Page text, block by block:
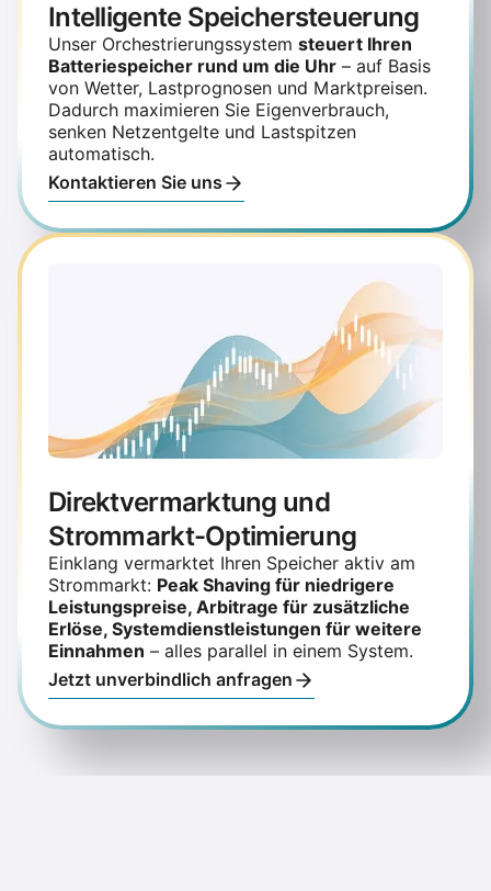
Intelligente Speichersteuerung
Unser Orchestrierungssystem steuert Ihren
Batteriespeicher rund um die Uhr – auf Basis
von Wetter, Lastprognosen und Marktpreisen.
Dadurch maximieren Sie Eigenverbrauch,
senken Netzentgelte und Lastspitzen
automatisch.
Kontaktieren Sie uns
Direktvermarktung und
Strommarkt-Optimierung
Einklang vermarktet Ihren Speicher aktiv am
Strommarkt: Peak Shaving für niedrigere
Leistungspreise, Arbitrage für zusätzliche
Erlöse, Systemdienstleistungen für weitere
Einnahmen – alles parallel in einem System.
Jetzt unverbindlich anfragen